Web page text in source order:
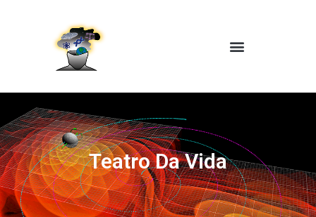
Teatro Da Vida